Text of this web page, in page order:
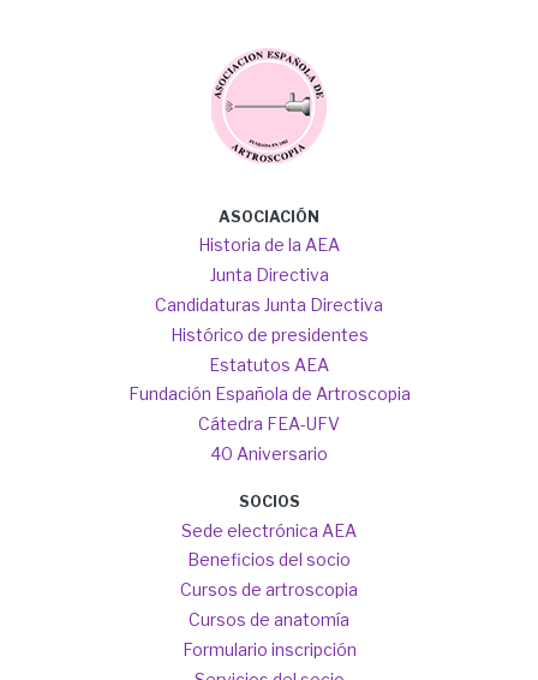
Image
ASOCIACIÓN
Historia de la AEA
Junta Directiva
Candidaturas Junta Directiva
Histórico de presidentes
Estatutos AEA
Fundación Española de Artroscopia
Cátedra FEA-UFV
40 Aniversario
SOCIOS
Sede electrónica AEA
Beneficios del socio
Cursos de artroscopia
Cursos de anatomía
Formulario inscripción